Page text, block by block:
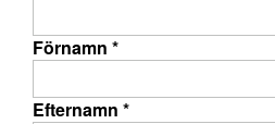
Förnamn *
Efternamn *